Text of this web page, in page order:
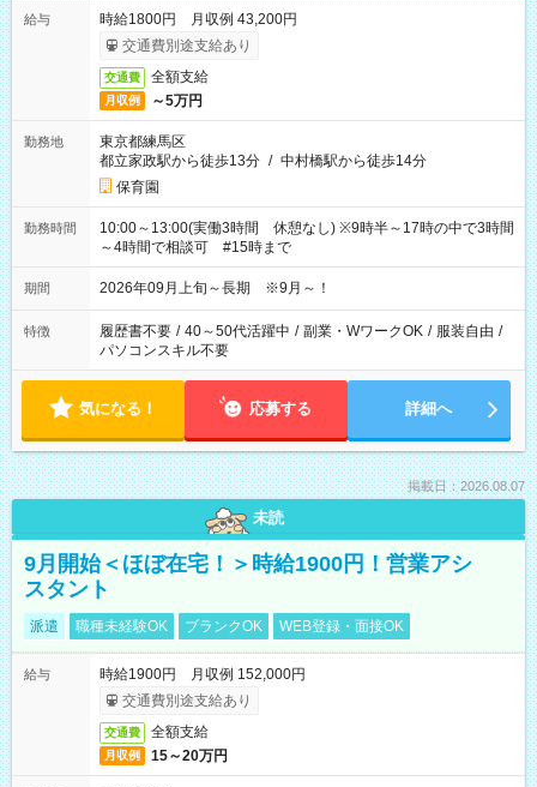
給与
時給1800円 月収例 43,200円
交通費別途支給あり
交通費 全額支給
月収例 ～5万円
勤務地
東京都練馬区
都立家政駅から徒歩13分 / 中村橋駅から徒歩14分
保育園
勤務時間
10:00～13:00(実働3時間 休憩なし) ※9時半～17時の中で3時間
～4時間で相談可 #15時まで
期間 2026年09月上旬～長期 ※9月～！
特徴 履歴書不要 / 40～50代活躍中 / 副業・WワークOK / 服装自由 /
パソコンスキル不要
気になる！ 応募する 詳細へ
掲載日：2026.08.07
未読
9月開始＜ほぼ在宅！＞時給1900円！営業アシ
スタント
派遣 職種未経験OK ブランクOK WEB登録・面接OK
給与
時給1900円 月収例 152,000円
交通費別途支給あり
交通費 全額支給
月収例 15～20万円